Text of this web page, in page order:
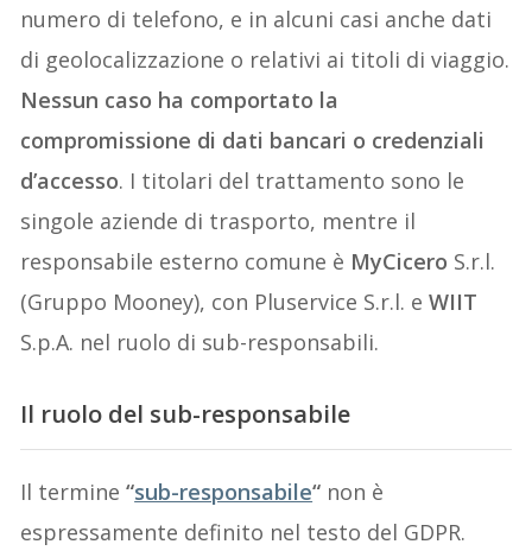
numero di telefono, e in alcuni casi anche dati
di geolocalizzazione o relativi ai titoli di viaggio.
Nessun caso ha comportato la
compromissione di dati bancari o credenziali
d’accesso. I titolari del trattamento sono le
singole aziende di trasporto, mentre il
responsabile esterno comune è MyCicero S.r.l.
(Gruppo Mooney), con Pluservice S.r.l. eWIIT
S.p.A. nel ruolo di sub-responsabili.
Il ruolo del sub-responsabile
Il termine“sub-responsabile“ non è
espressamente definito nel testo del GDPR.